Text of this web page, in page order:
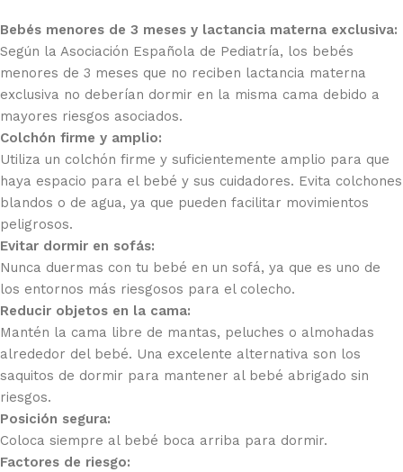
Bebés menores de 3 meses y lactancia materna exclusiva:
Según la Asociación Española de Pediatría, los bebés
menores de 3 meses que no reciben lactancia materna
exclusiva no deberían dormir en la misma cama debido a
mayores riesgos asociados.
Colchón firme y amplio:
Utiliza un colchón firme y suficientemente amplio para que
haya espacio para el bebé y sus cuidadores. Evita colchones
blandos o de agua, ya que pueden facilitar movimientos
peligrosos.
Evitar dormir en sofás:
Nunca duermas con tu bebé en un sofá, ya que es uno de
los entornos más riesgosos para el colecho.
Reducir objetos en la cama:
Mantén la cama libre de mantas, peluches o almohadas
alrededor del bebé. Una excelente alternativa son los
saquitos de dormir para mantener al bebé abrigado sin
riesgos.
Posición segura:
Coloca siempre al bebé boca arriba para dormir.
Factores de riesgo: